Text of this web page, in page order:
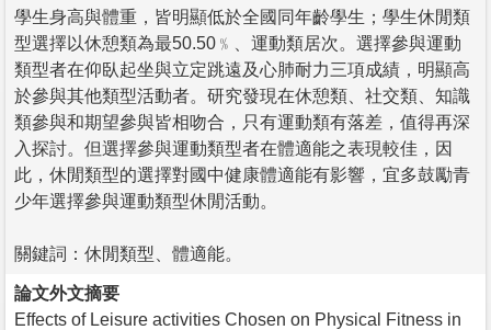
學生身高與體重，皆明顯低於全國同年齡學生；學生休閒類
型選擇以休憩類為最50.50﹪、運動類居次。選擇參與運動
類型者在仰臥起坐與立定跳遠及心肺耐力三項成績，明顯高
於參與其他類型活動者。研究發現在休憩類、社交類、知識
類參與和期望參與皆相吻合，只有運動類有落差，值得再深
入探討。但選擇參與運動類型者在體適能之表現較佳，因
此，休閒類型的選擇對國中健康體適能有影響，宜多鼓勵青
少年選擇參與運動類型休閒活動。
關鍵詞：休閒類型、體適能。
論文外文摘要
Effects of Leisure activities Chosen on Physical Fitness in